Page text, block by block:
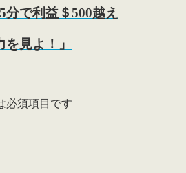
で利益＄500越え
見よ！」
必須項目です